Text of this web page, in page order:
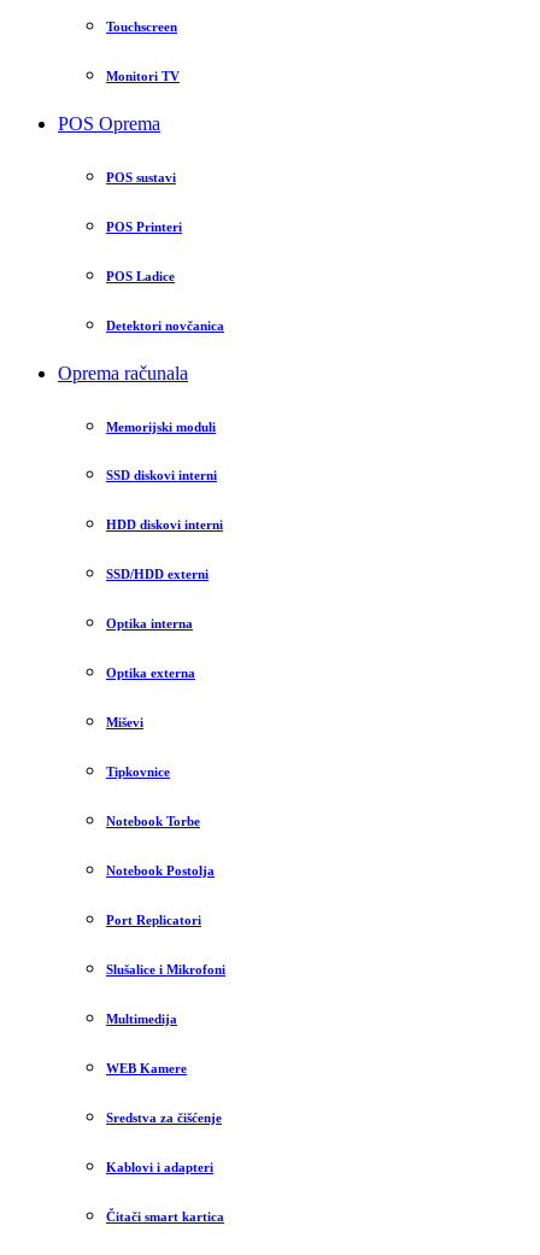
Touchscreen
Monitori TV
POS Oprema
POS sustavi
POS Printeri
POS Ladice
Detektori novčanica
Oprema računala
Memorijski moduli
SSD diskovi interni
HDD diskovi interni
SSD/HDD externi
Optika interna
Optika externa
Miševi
Tipkovnice
Notebook Torbe
Notebook Postolja
Port Replicatori
Slušalice i Mikrofoni
Multimedija
WEB Kamere
Sredstva za čišćenje
Kablovi i adapteri
Čitači smart kartica